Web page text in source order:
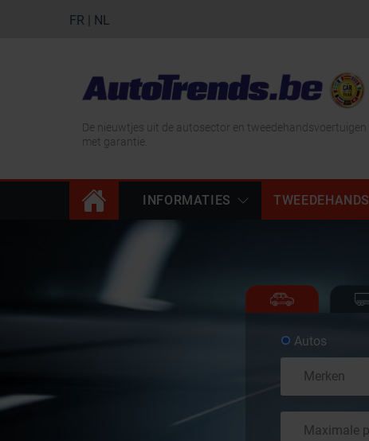
FR | NL
De nieuwtjes uit de autosector en tweedehandsvoertuigen
met garantie.
INFORMATIES TWEEDEHANDS
Autos